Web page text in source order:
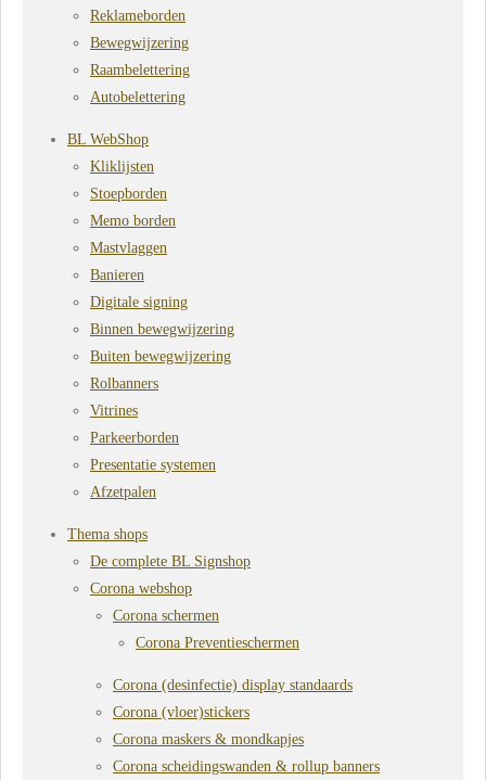
Reklameborden
Bewegwijzering
Raambelettering
Autobelettering
BL WebShop
Kliklijsten
Stoepborden
Memo borden
Mastvlaggen
Banieren
Digitale signing
Binnen bewegwijzering
Buiten bewegwijzering
Rolbanners
Vitrines
Parkeerborden
Presentatie systemen
Afzetpalen
Thema shops
De complete BL Signshop
Corona webshop
Corona schermen
Corona Preventieschermen
Corona (desinfectie) display standaards
Corona (vloer)stickers
Corona maskers & mondkapjes
Corona scheidingswanden & rollup banners